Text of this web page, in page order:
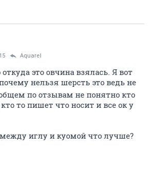
Аquаrеl
это овчина взялась. Я вот
нельзя шерсть это ведь не
по отзывам не понятно кто
то пишет что носит и все ок у
иглу и куомой что лучше?